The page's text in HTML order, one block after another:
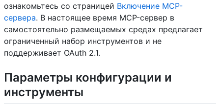
ознакомьтесь со страницей Включение MCP-
сервера. В настоящее время MCP-сервер в
самостоятельно размещаемых средах предлагает
ограниченный набор инструментов и не
поддерживает OAuth 2.1.
Параметры конфигурации и
инструменты